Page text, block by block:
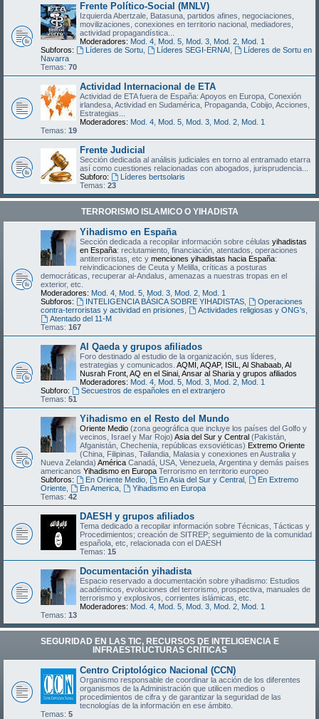
Frente Político-Social (MNLV)
Izquierda Abertzale, Batasuna, partidos afines, negociaciones,
movilizaciones, conexiones en territorio nacional, mediadores,
actividad propagandística...
Moderadores: Mod. 4 Mod. 5 Mod. 3 Mod. 2 Mod. 1
Subforos:
Líderes de Sortu, Líderes SEGI-ERNAI
Líderes de Sortu en
Navarra
Temas: 70
Actividad Internacional de ETA
Actividad de ETA fuera de España: Apoyos en Europa, Conexión
irlandesa, Actividad en Sudamérica, Propaganda, Cobijo, Acciones,
Estrategias...
Moderadores: Mod. 4 Mod. 5 Mod. 3 Mod. 2 Mod. 1
Temas: 19
Frente Judicial
Sección dedicada al análisis judiciales en torno al entramado etarra
así como cuestiones relacionadas con abogados, jurisprudencia...
Subforo:
Líderes bertsolaris
Temas: 23
TERRORISMO ISLAMICO O YIHADISTA
Yihadismo en España
Sección dedicada a recopilar información sobre células yihadistas
en España: reclutamiento, financiación, atentados, operaciones
antiterroristas, etc y menciones yihadistas hacia España:
reivindicaciones de Ceuta y Melilla, críticas a posturas
democráticas, recuperar al-Andalus, amenazas a nuestras tropas en el
exterior, etc.
Moderadores: Mod. 4 Mod. 5 Mod. 3 Mod. 2 Mod. 1
Subforos:
INTELIGENCIA BÁSICA SOBRE YIHADISTAS,
Operaciones
contra-terroristas y actividad en prisiones
Actividades religiosas y ONG's
Atentado del 11-M
Temas: 167
Al Qaeda y grupos afiliados
Foro destinado al estudio de la organización, sus líderes,
estrategias y comunicados. AQMI, AQAP, ISIL, Al Shabaab, Al
Nusrah Front, AQ en el Sinai, Ansar al Sharia y grupos afiliados
Moderadores: Mod. 4 Mod. 5 Mod. 3 Mod. 2 Mod. 1
Subforo:
Secuestros de españoles en el extranjero
Temas: 51
Yihadismo en el Resto del Mundo
Oriente Medio (zona geográfica que incluye los países del Golfo y
vecinos, Israel y Mar Rojo) Asia del Sur y Central (Pakistán,
Afganistán, Chechenia, repúblicas exsoviéticas) Extremo Oriente
(China, Filipinas, Tailandia, Malasia y conexiones en Australia y
Nueva Zelanda) América Canadá, USA, Venezuela, Argentina y demás países
americanos Yihadismo en Europa Terrorismo en territorio europeo
Subforos:
En Oriente Medio, En Asia del Sur y Central,
En Extremo
Oriente
En America,
Yihadismo en Europa
Temas: 42
DAESH y grupos afiliados
Tema dedicado a recopilar información sobre Técnicas, Tácticas y
Procedimientos; creación de SITREP; seguimiento de la comunidad
española, etc, relacionada con el DAESH
Temas: 15
Documentación yihadista
Espacio reservado a documentación sobre yihadismo: Estudios
académicos, evoluciones del terrorismo, prospectiva, manuales de
terrorismo y explosivos, corrientes islámicas, etc.
Moderadores: Mod. 4 Mod. 5 Mod. 3 Mod. 2 Mod. 1
Temas: 13
SEGURIDAD EN LAS TIC, RECURSOS DE INTELIGENCIA E
INFRAESTRUCTURAS CRÍTICAS
Centro Criptológico Nacional (CCN)
Organismo responsable de coordinar la acción de los diferentes
organismos de la Administración que utilicen medios o
procedimientos de cifra y de garantizar la seguridad de las
tecnologías de la información en ese ámbito.
Temas: 5